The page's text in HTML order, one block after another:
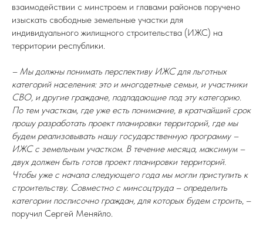
взаимодействии с минстроем и главами районов поручено
изыскать свободные земельные участки для
индивидуального жилищного строительства (ИЖС) на
территории республики.
– Мы должны понимать перспективу ИЖС для льготных
категорий населения: это и многодетные семьи, и участники
СВО, и другие граждане, подпадающие под эту категорию.
По тем участкам, где уже есть понимание, в кратчайший срок
прошу разработать проект планировки территорий, где мы
будем реализовывать нашу государственную программу –
ИЖС с земельным участком. В течение месяца, максимум –
двух должен быть готов проект планировки территорий.
Чтобы уже с начала следующего года мы могли приступить к
строительству. Совместно с минсоцтруда – определить
категории посписочно граждан, для которых будем строить, –
поручил Сергей Меняйло.